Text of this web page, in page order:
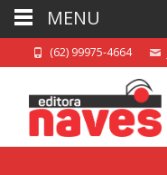
(62) 99975-4664
MENU